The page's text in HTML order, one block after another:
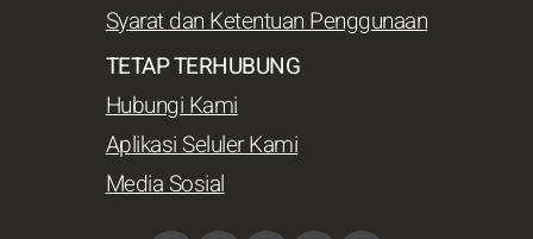
Syarat dan Ketentuan Penggunaan
TETAP TERHUBUNG
Hubungi Kami
Aplikasi Seluler Kami
Media Sosial